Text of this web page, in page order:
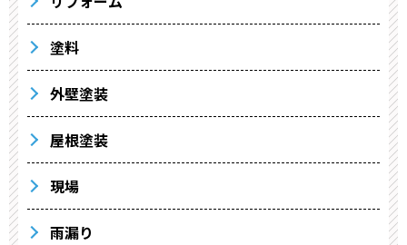
塗料
外壁塗装
屋根塗装
現場
雨漏り